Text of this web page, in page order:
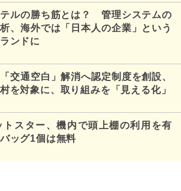
ルの勝ち筋とは？ 管理システムの
、海外では「日本人の企業」という
ンドに
交通空白」解消へ認定制度を創設、
を対象に、取り組みを「見える化」
スター、機内で頭上棚の利用を有
ッグ1個は無料